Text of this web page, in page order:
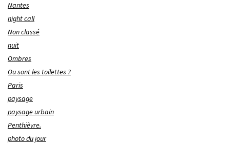
Nantes
night call
Non classé
nuit
Ombres
Ou sont les toilettes ?
Paris
paysage
paysage urbain
Penthièvre.
photo du jour